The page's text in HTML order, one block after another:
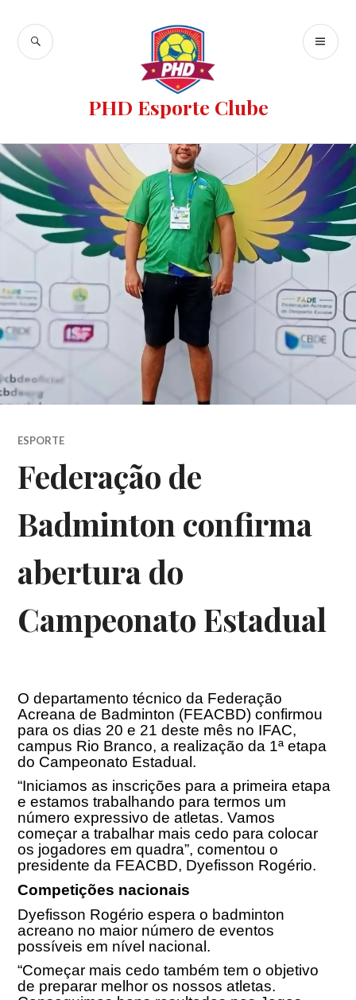
PHD Esporte Clube
ESPORTE
Federação de
Badminton confirma
abertura do
Campeonato Estadual
O departamento técnico da Federação
Acreana de Badminton (FEACBD) confirmou
para os dias 20 e 21 deste mês no IFAC,
campus Rio Branco, a realização da 1ª etapa
do Campeonato Estadual.
“Iniciamos as inscrições para a primeira etapa
e estamos trabalhando para termos um
número expressivo de atletas. Vamos
começar a trabalhar mais cedo para colocar
os jogadores em quadra”, comentou o
presidente da FEACBD, Dyefisson Rogério.
Competições nacionais
Dyefisson Rogério espera o badminton
acreano no maior número de eventos
possíveis em nível nacional.
“Começar mais cedo também tem o objetivo
de preparar melhor os nossos atletas.